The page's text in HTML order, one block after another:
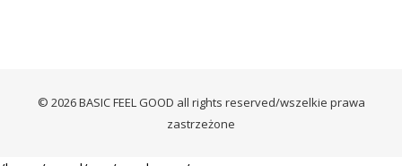
© 2026 BASIC FEEL GOOD all rights reserved/wszelkie prawa
zastrzeżone